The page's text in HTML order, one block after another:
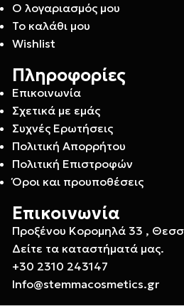
Ο λογαριασμός μου
Το καλάθι μου
Wishlist
Πληροφορίες
Επικοινωνία
Σχετικά με εμάς
Συχνές Ερωτήσεις
Πολιτική Απορρήτου
Πολιτική Επιστροφών
Όροι και προυποθέσεις
Επικοινωνία
Προξένου Κορομηλά 33 ,
Δείτε τα καταστήματά μας.
+30 2310 243147
Info@stemmacosmetics.gr